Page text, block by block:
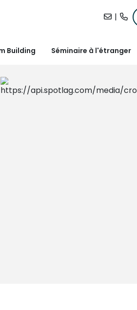
|
Building Séminaire à l'étranger